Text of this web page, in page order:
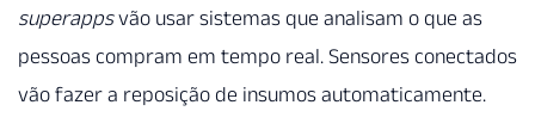
superappsvão usar sistemas que analisam o que as
pessoas compram em tempo real. Sensores conectados
vão fazer a reposição de insumos automaticamente.